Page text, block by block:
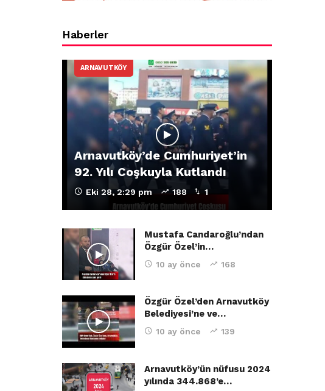
Haberler
ARNAVUTKÖY
Arnavutköy’de Cumhuriyet’in
92. Yılı Coşkuyla Kutlandı
Eki 28, 2:29 pm 188 1
Mustafa Candaroğlu’ndan
Özgür Özel’in…
10 ay önce 168
Özgür Özel’den Arnavutköy
Belediyesi’ne ve…
10 ay önce 139
Arnavutköy’ün nüfusu 2024
yılında 344.868’e…